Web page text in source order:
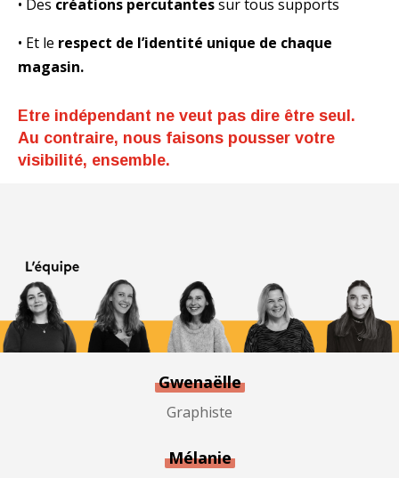
• Des créations percutantessur tous supports
• Et le respect de l’identité unique de chaque
magasin.
Etre indépendant ne veut pas dire être seul.
Au contraire, nous faisons pousser votre
visibilité, ensemble.
Gwenaëlle
Graphiste
Mélanie